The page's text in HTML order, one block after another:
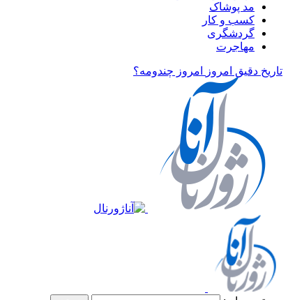
مد پوشاک
کسب و کار
گردشگری
مهاجرت
تاریخ دقیق امروز امروز چندومه؟